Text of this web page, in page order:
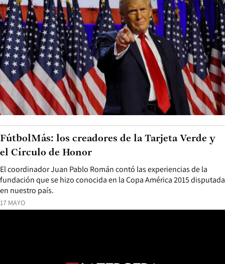
17 MAYO
El coordinador Juan Pablo Román contó las experiencias de la
fundación que se hizo conocida en la Copa América 2015 disputada
en nuestro país.
FútbolMás: los creadores de la Tarjeta Verde y
el Círculo de Honor